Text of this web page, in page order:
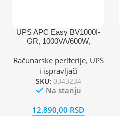
UPS APC Easy BV1000I-
GR, 1000VA/600W,
Računarske periferije, UPS
i ispravljači
SKU: 0343234
Na stanju
12.890,00 RSD